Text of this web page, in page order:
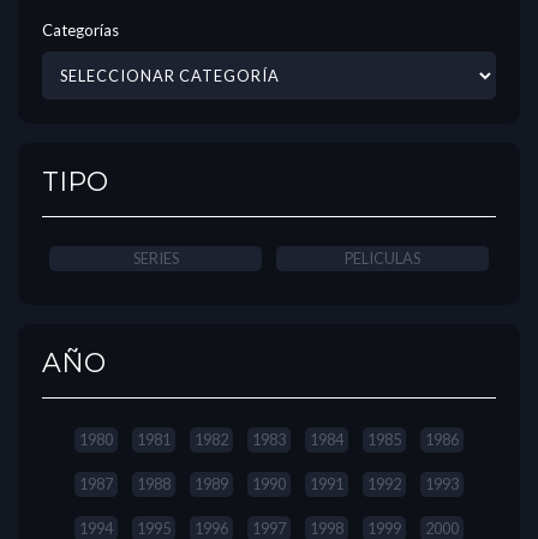
Categorías
TIPO
SERIES PELICULAS
AÑO
1980 1981 1982 1983 1984 1985 1986
1987 1988 1989 1990 1991 1992 1993
1994 1995 1996 1997 1998 1999 2000